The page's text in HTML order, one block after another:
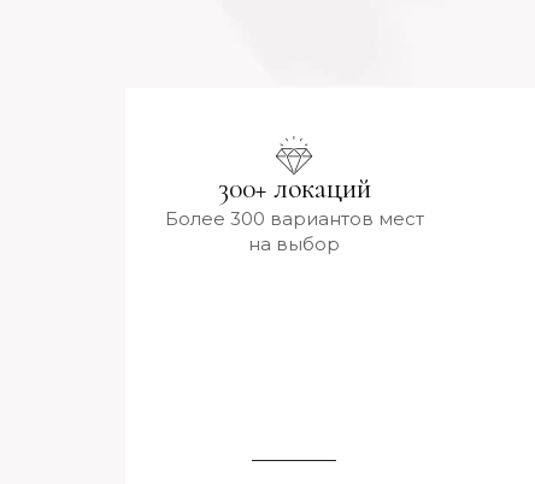
300+ локаций
Более 300 вариантов мест
на выбор